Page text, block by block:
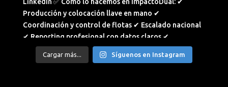
Cargar más... Síguenos en Instagram